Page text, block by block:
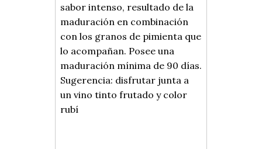
sabor intenso, resultado de la
maduración en combinación
con los granos de pimienta que
lo acompañan. Posee una
maduración mínima de 90 días.
Sugerencia: disfrutar junta a
un vino tinto frutado y color
rubí